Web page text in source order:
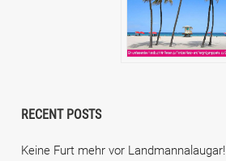
RECENT POSTS
Keine Furt mehr vor Landmannalaugar!